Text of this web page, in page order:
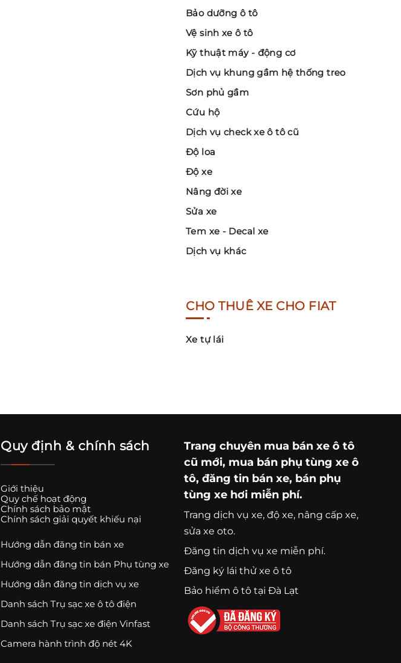
Bảo dưỡng ô tô
Vệ sinh xe ô tô
Kỹ thuật máy - động cơ
Dịch vụ khung gầm hệ thống treo
Sơn phủ gầm
Cứu hộ
Dịch vụ check xe ô tô cũ
Độ loa
Độ xe
Nâng đời xe
Sửa xe
Tem xe - Decal xe
Dịch vụ khác
CHO THUÊ XE CHO FIAT
Xe tự lái
Quy định & chính sách
Giới thiệu
Quy chế hoạt động
Chính sách bảo mật
Chính sách giải quyết khiếu nại
Hướng dẫn đăng tin bán xe
Hướng dẫn đăng tin bán Phụ tùng xe
Hướng dẫn đăng tin dịch vụ xe
Danh sách Trụ sạc xe ô tô điện
Danh sách Trụ sạc xe điện Vinfast
Camera hành trình độ nét 4K
Trang chuyên mua bán xe ô tô
cũ mới, mua bán phụ tùng xe ô
tô, đăng tin bán xe, bán phụ
tùng xe hơi miễn phí.
Trang dịch vụ xe, độ xe, nâng cấp xe,
sửa xe oto.
Đăng tin dịch vụ xe miễn phí.
Đăng ký lái thử xe ô tô
Bảo hiểm ô tô tại Đà Lạt